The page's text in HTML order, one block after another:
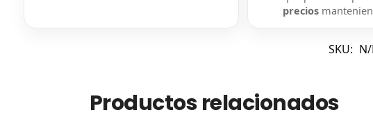
precios
SKU:
Productos relacionados